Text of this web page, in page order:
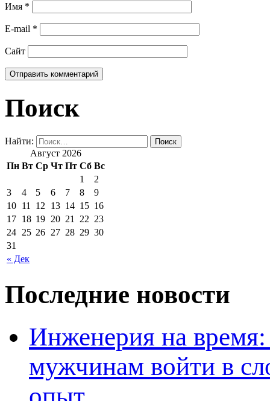
Имя *
E-mail *
Сайт
Поиск
Найти:
Август 2026
Пн Вт Ср Чт Пт Сб Вс
« Дек
1
2
3
4 5 6 7 8
9
10 11 12 13 14 15 16
17 18 19 20 21 22 23
24 25 26 27 28 29 30
31
Последние новости
Инженерия на время:
мужчинам войти в